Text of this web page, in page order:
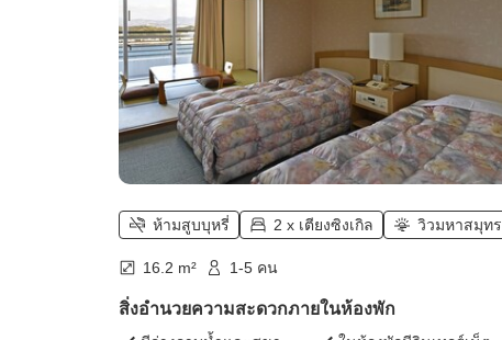
ห้ามสูบบุหรี่ 2 x เตียงซิงเกิล วิวมหาสมุทร
16.2 m² 1-5 คน
สิ่งอำนวยความสะดวกภายในห้องพัก